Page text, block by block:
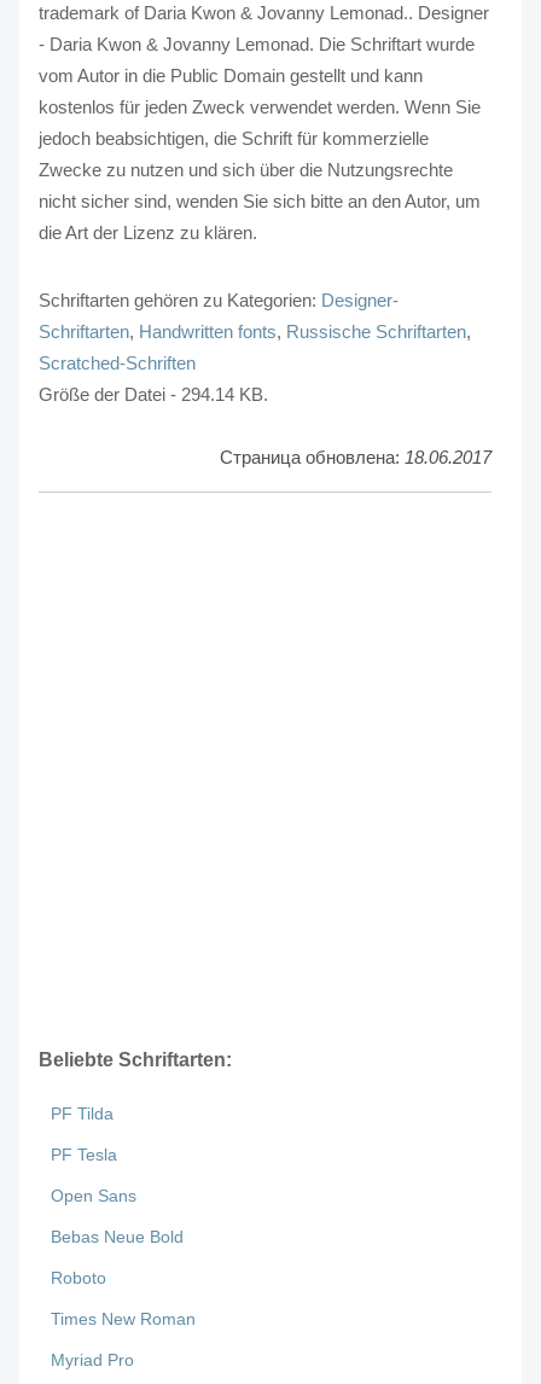
trademark of Daria Kwon & Jovanny Lemonad.. Designer
- Daria Kwon & Jovanny Lemonad. Die Schriftart wurde
vom Autor in die Public Domain gestellt und kann
kostenlos für jeden Zweck verwendet werden. Wenn Sie
jedoch beabsichtigen, die Schrift für kommerzielle
Zwecke zu nutzen und sich über die Nutzungsrechte
nicht sicher sind, wenden Sie sich bitte an den Autor, um
die Art der Lizenz zu klären.
Schriftarten gehören zu Kategorien: Designer-
Schriftarten, Handwritten fonts, Russische Schriftarten,
Scratched-Schriften
Größe der Datei - 294.14 KB.
Страница обновлена: 18.06.2017
Beliebte Schriftarten:
PF Tilda
PF Tesla
Open Sans
Bebas Neue Bold
Roboto
Times New Roman
Myriad Pro